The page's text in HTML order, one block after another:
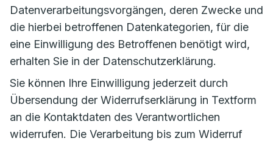
Datenverarbeitungsvorgängen, deren Zwecke und
die hierbei betroffenen Datenkategorien, für die
eine Einwilligung des Betroffenen benötigt wird,
erhalten Sie in der Datenschutzerklärung.
Sie können Ihre Einwilligung jederzeit durch
Übersendung der Widerrufserklärung in Textform
an die Kontaktdaten des Verantwortlichen
widerrufen. Die Verarbeitung bis zum Widerruf